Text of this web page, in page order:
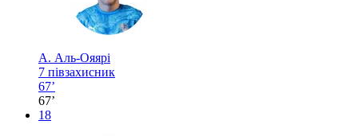
А. Аль-Ояярі
7 півзахисник
67’
67’
18